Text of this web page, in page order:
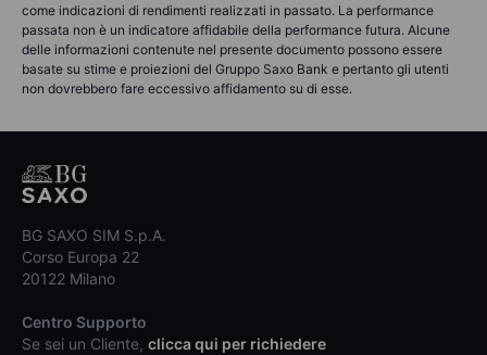
come indicazioni di rendimenti realizzati in passato. La performance
passata non è un indicatore affidabile della performance futura. Alcune
delle informazioni contenute nel presente documento possono essere
basate su stime e proiezioni del Gruppo Saxo Bank e pertanto gli utenti
non dovrebbero fare eccessivo affidamento su di esse.
BG SAXO SIM S.p.A.
Corso Europa 22
20122 Milano
Centro Supporto
Se sei un Cliente, clicca qui per richiedere